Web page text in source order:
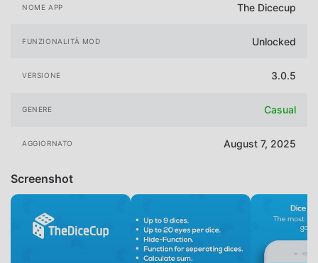
NOME APP The Dicecup
FUNZIONALITÀ MOD Unlocked
VERSIONE 3.0.5
GENERE Casual
AGGIORNATO August 7, 2025
Screenshot